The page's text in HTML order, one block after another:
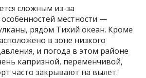
сложным из-за
особенностей местности —
рядом Тихий океан. Кроме
в зоне низкого
и погода в этом районе
капризной, переменчивой,
часто закрывают на вылет.